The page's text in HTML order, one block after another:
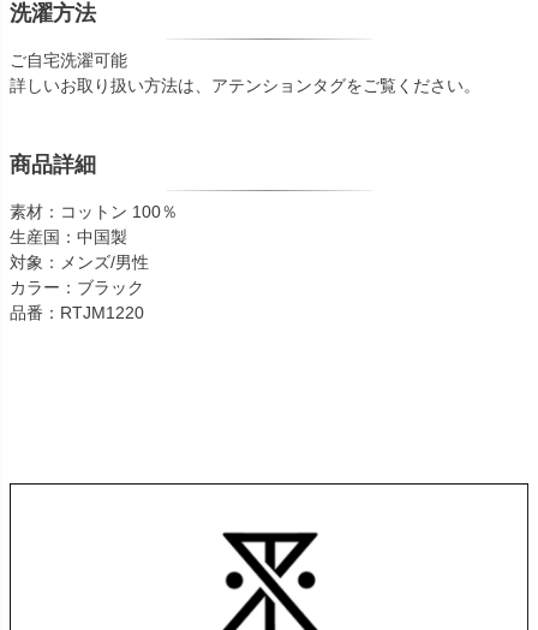
洗濯方法
ご自宅洗濯可能
詳しいお取り扱い方法は、アテンションタグをご覧ください。
商品詳細
素材：コットン 100％
生産国：中国製
対象：メンズ/男性
カラー：ブラック
品番：RTJM1220